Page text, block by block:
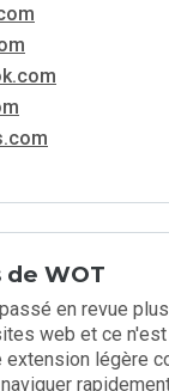
WOT
en revue
web et ce n'est
extension légère